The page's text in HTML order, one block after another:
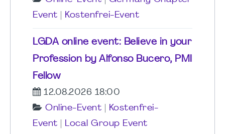
Event
Kostenfrei-Event
LGDA online event: Believe in your
Profession by Alfonso Bucero, PMI
Fellow
12.08.2026 18:00
Online-Event
Kostenfrei-
Event
Local Group Event